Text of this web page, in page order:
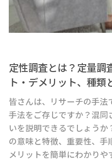
定性調査とは？定量調
ト・デメリット、種類
皆さんは、リサーチの手法
手法をご存じですか？混
いを説明できるでしょう
の意味と特徴、重要性、
メリットを簡単にわかり